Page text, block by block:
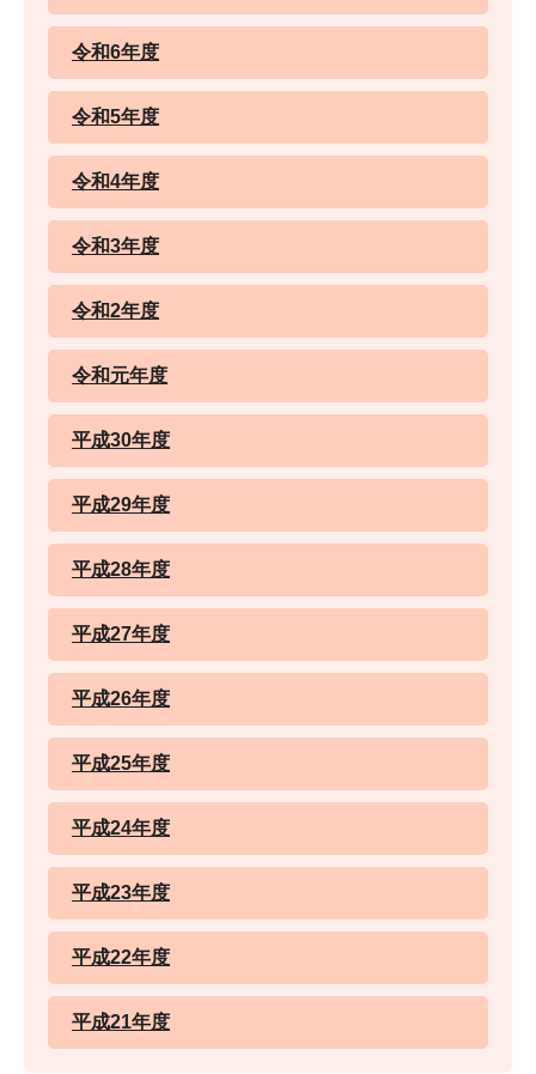
令和6年度
令和5年度
令和4年度
令和3年度
令和2年度
令和元年度
平成30年度
平成29年度
平成28年度
平成27年度
平成26年度
平成25年度
平成24年度
平成23年度
平成22年度
平成21年度